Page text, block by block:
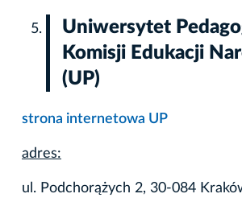
Uniwersytet
Komisji Edukacji
(UP)
strona internetowa UP
adres:
ul. Podchorążych 2, 30-084